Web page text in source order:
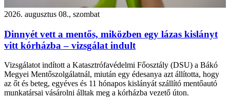
2026. augusztus 08., szombat
Dinnyét vett a mentős, miközben egy lázas kislányt
vitt kórházba – vizsgálat indult
Vizsgálatot indított a Katasztrófavédelmi Főosztály (DSU) a Bákó
Megyei Mentőszolgálatnál, miután egy édesanya azt állította, hogy
az őt és beteg, egyéves és 11 hónapos kislányát szállító mentőautó
munkatársai vásárolni álltak meg a kórházba vezető úton.